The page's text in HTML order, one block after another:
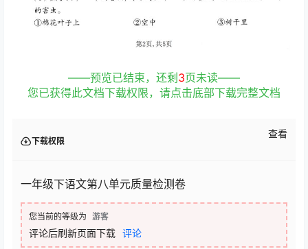
——预览已结束，还剩 3页未读——
您已获得此文档下载权限，请点击底部下载完整文档
下载权限
查看
一年级下语文第八单元质量检测卷
您当前的等级为 游客
评论后刷新页面下载 评论